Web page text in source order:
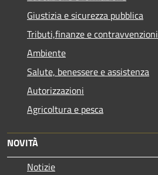
Giustizia e sicurezza pubblica
Tributi,finanze e contravvenzioni
Ambiente
Salute, benessere e assistenza
Autorizzazioni
Agricoltura e pesca
NOVITÀ
Notizie